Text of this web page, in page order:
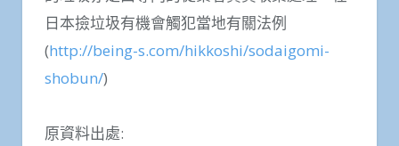
日本撿垃圾有機會觸犯當地有關法例
(http://being-s.com/hikkoshi/sodaigomi-
shobun/)
原資料出處: